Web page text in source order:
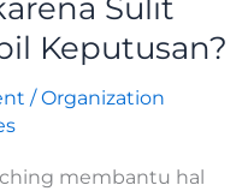
Sulit
Keputusan?
/Organization
membantu hal